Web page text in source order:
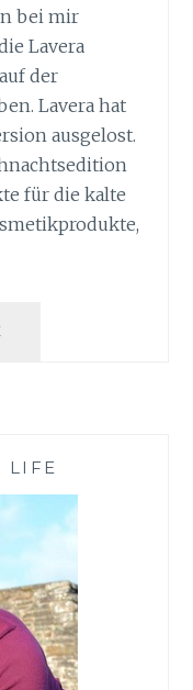
bei mir
Lavera
der
Lavera hat
ausgelost.
für die kalte
WEIHNACHTEN
LIFE